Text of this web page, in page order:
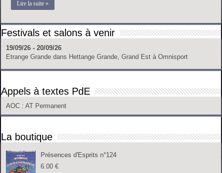
Lire la suite »
Festivals et salons à venir
19/09/26 - 20/09/26
Etrange Grande dans Hettange Grande, Grand Est à Omnisport
Appels à textes PdE
AOC : AT Permanent
La boutique
Présences d'Esprits n°124
6.00€